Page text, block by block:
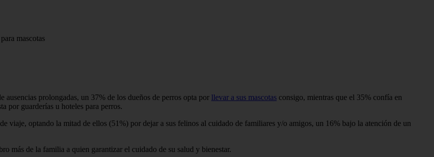
mascotas
prolongadas, un 37% de los dueños de perros opta por llevar a sus mascotas consigo, mientras que el 35% confía en
por guarderías u hoteles para perros.
viaje, optando la mitad de ellos (51%) por dejar a sus felinos al cuidado de familiares y/o amigos, un 16% bajo la atención de un
más de la familia a quien garantizar el cuidado de su salud y bienestar.